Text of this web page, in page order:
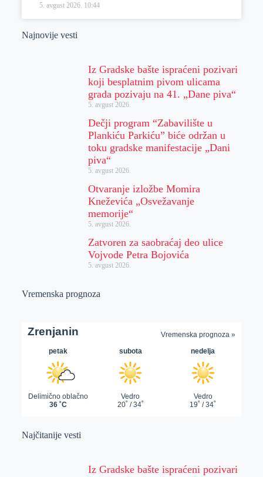
5. avgust 2026. 10:44
Najnovije vesti
Iz Gradske bašte ispraćeni pozivari
koji besplatnim pivom ulicama
grada pozivaju na 41. „Dane piva“
5. avgust 2026.
Dečji program “Zabavilište u
Plankiću Parkiću” biće održan u
toku gradske manifestacije „Dani
piva“
5. avgust 2026.
Otvaranje izložbe Momira
Kneževića „Osvežavanje
memorije“
5. avgust 2026.
Zatvoren za saobraćaj deo ulice
Vojvode Petra Bojovića
5. avgust 2026.
Vremenska prognoza
Najčitanije vesti
Iz Gradske bašte ispraćeni pozivari